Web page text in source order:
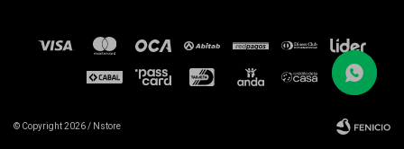
© Copyright 2026 / Nstore